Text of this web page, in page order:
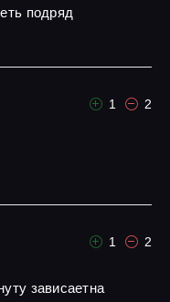
подряд
1 2
1 2
зависаетна